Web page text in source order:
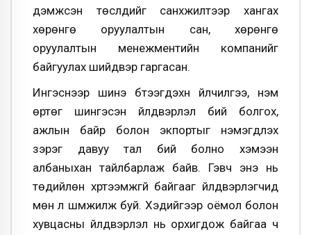
дэмжсэн төслүүдийг санхүүжилтээр хангах
хөрөнгө оруулалтын сан, хөрөнгө
оруулалтын менежментийн компанийг
байгуулах шийдвэр гаргасан.
Ингэснээр шинэ бүтээгдэхүүн үйлчилгээ, нэмүү
өртөг шингэсэн үйлдвэрлэл бий болгох,
ажлын байр болон экпортыг нэмэгдүүлэх
зэрэг давуу тал бий болно хэмээн
албаныхан тайлбарлаж байв. Гэвч энэ нь
төдийлөн хүртээмжгүй байгааг үйлдвэрлэгчид
мөн л шүүмжилж буй. Хэдийгээр оёмол болон
хувцасны үйлдвэрлэл нь орхигдож байгаа ч